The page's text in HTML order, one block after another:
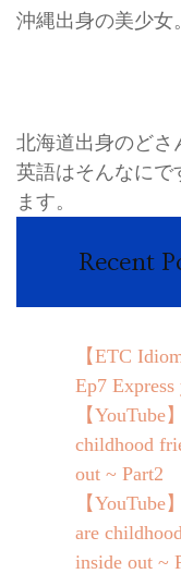
沖縄出身の美少女。
北海道出身のどさ
英語はそんなにで
ます。
Recent
【ETC
Ep7
【
childhood
out ~ Part2
【
are
inside out ~